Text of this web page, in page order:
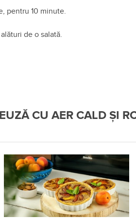
pentru 10 minute.
de o salată.
CU AER CALD ȘI